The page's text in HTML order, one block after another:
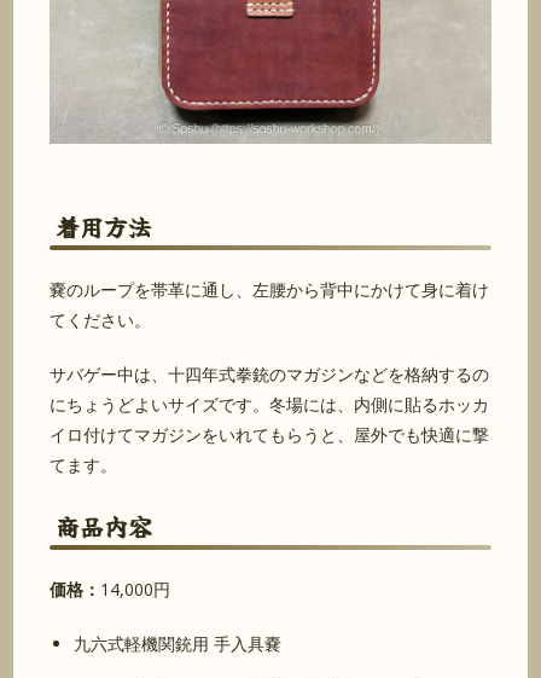
着用方法
嚢のループを帯革に通し、左腰から背中にかけて身に着け
てください。
サバゲー中は、十四年式拳銃のマガジンなどを格納するの
にちょうどよいサイズです。冬場には、内側に貼るホッカ
イロ付けてマガジンをいれてもらうと、屋外でも快適に撃
てます。
商品内容
価格： 14,000円
九六式軽機関銃用 手入具嚢